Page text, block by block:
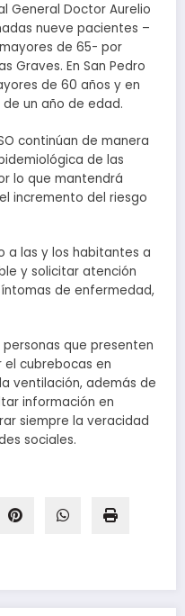
General Doctor Aurelio
nueve pacientes –
de 65- por
Graves. En San Pedro
de 60 años y en
un año de edad.
continúan de manera
de las
lo que mantendrá
incremento del riesgo
a las y los habitantes a
y solicitar atención
de enfermedad,
que presenten
cubrebocas en
ventilación, además de
información en
siempre la veracidad
sociales.